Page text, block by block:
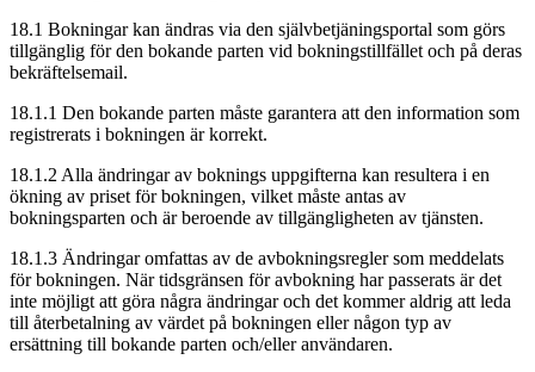
18.1 Bokningar kan ändras via den självbetjäningsportal som görs
tillgänglig för den bokande parten vid bokningstillfället och på deras
bekräftelsemail.
18.1.1 Den bokande parten måste garantera att den information som
registrerats i bokningen är korrekt.
18.1.2 Alla ändringar av boknings uppgifterna kan resultera i en
ökning av priset för bokningen, vilket måste antas av
bokningsparten och är beroende av tillgängligheten av tjänsten.
18.1.3 Ändringar omfattas av de avbokningsregler som meddelats
för bokningen. När tidsgränsen för avbokning har passerats är det
inte möjligt att göra några ändringar och det kommer aldrig att leda
till återbetalning av värdet på bokningen eller någon typ av
ersättning till bokande parten och/eller användaren.